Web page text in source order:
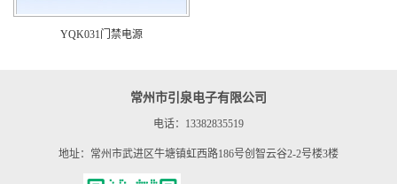
YQK031门禁电源
常州市引泉电子有限公司
电话：13382835519
地址：常州市武进区牛塘镇虹西路186号创智云谷2-2号楼3楼